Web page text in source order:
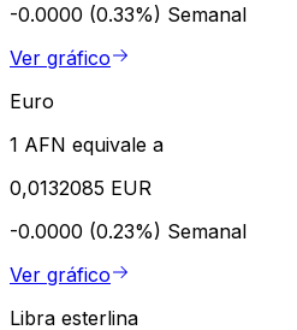
-0.0000 (0.33%) Semanal
Ver gráfico
Euro
1 AFN equivale a
0,0132085 EUR
-0.0000 (0.23%) Semanal
Ver gráfico
Libra esterlina